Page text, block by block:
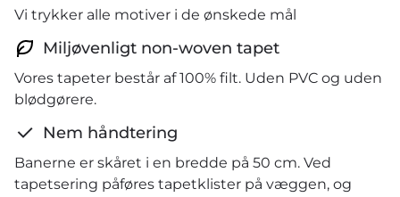
Vi trykker alle motiver i de ønskede mål
Miljøvenligt non-woven tapet
Vores tapeter består af 100% filt. Uden PVC og uden
blødgørere.
Nem håndtering
Banerne er skåret i en bredde på 50 cm. Ved
tapetsering påføres tapetklister på væggen, og